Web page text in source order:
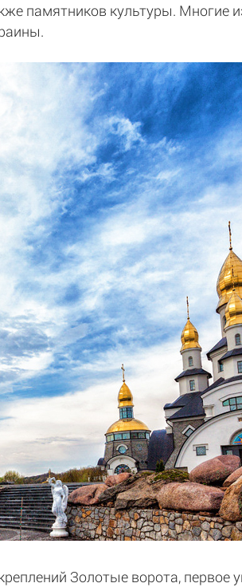
памятников культуры. Многие
Золотые ворота, первое